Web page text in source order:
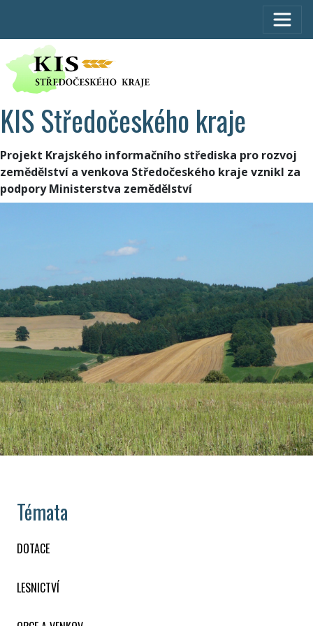
KIS Středočeského kraje
Projekt Krajského informačního střediska pro rozvoj
zemědělství a venkova Středočeského kraje vznikl za
podpory Ministerstva zemědělství
Témata
DOTACE
LESNICTVÍ